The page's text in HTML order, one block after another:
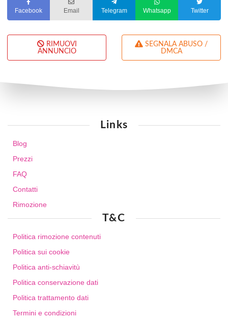
Facebook Email Telegram Whatsapp Twitter
RIMUOVI
ANNUNCIO
DMCA
Links
Blog
Prezzi
FAQ
Contatti
Rimozione
T&C
Politica rimozione contenuti
Politica sui cookie
Politica anti-schiavitù
Politica conservazione dati
Politica trattamento dati
Termini e condizioni